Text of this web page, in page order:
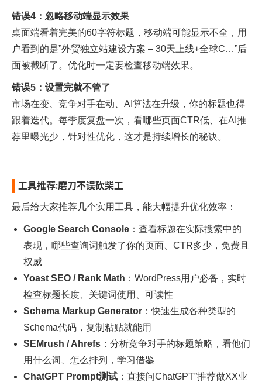
错误4：忽略移动端显示效果
桌面端看着完美的60字符标题，移动端可能显示不全，用
户看到的是”外贸独立站建设方案 – 30天上线+全球C…”后
面被截断了。优化时一定要检查移动端效果。​
错误5：设置完就不管了
市场在变、竞争对手在动、AI算法在升级，你的标题也得
跟着迭代。每季度复盘一次，看哪些页面CTR低、在AI推
荐里曝光少，针对性优化，这才是持续增长的秘诀。​
工具推荐:磨刀不误砍柴工
最后给大家推荐几个实用工具，能大幅提升优化效率：
Google Search Console ：查看标题在实际搜索中的
表现，哪些查询词触发了你的页面、CTR多少，免费且
权威
Yoast SEO / Rank Math ：WordPress用户必备，实时
检查标题长度、关键词使用、可读性
Schema Markup Generator ：快速生成各种类型的
Schema代码，复制粘贴就能用
SEMrush / Ahrefs ：分析竞争对手的标题策略，看他们
用什么词、怎么排列，学习借鉴
ChatGPT Prompt测试 ：直接问ChatGPT”推荐做XX业